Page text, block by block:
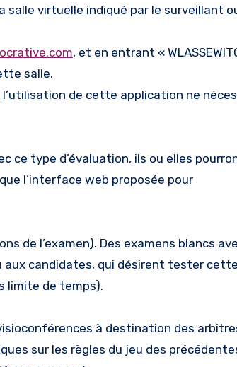
salle virtuelle indiqué par le surveillant
, et en entrant «
salle.
de cette application ne
ce type d’évaluation, ils ou elles
l’interface web proposée pour
de l’examen). Des examens blancs
aux candidates, qui désirent tester
limite de temps).
à destination des
sur les règles du jeu des